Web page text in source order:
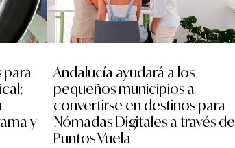
para
y
Andalucía ayudará a los
pequeños municipios a
convertirse en destinos para
Nómadas Digitales a través de
Puntos Vuela